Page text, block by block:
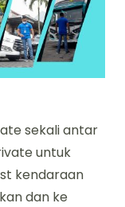
sekali antar
untuk
kendaraan
dan ke